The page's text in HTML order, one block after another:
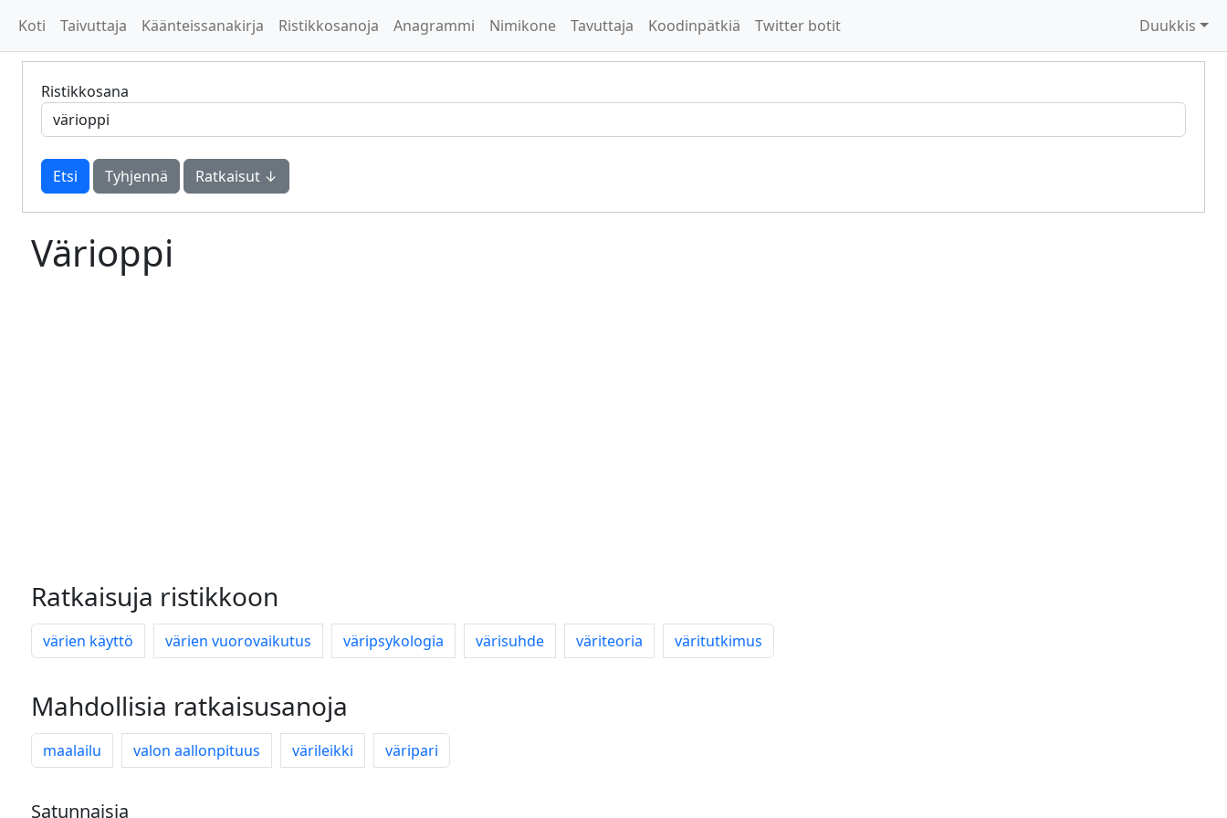
Koti Taivuttaja Käänteissanakirja Ristikkosanoja Anagrammi Nimikone Tavuttaja Koodinpätkiä Twitter botit Duukkis
Ristikkosana
Tyhjennä Ratkaisut ↓
Värioppi
Ratkaisuja ristikkoon
värien käyttö värien vuorovaikutus väripsykologia värisuhde väriteoria väritutkimus
Mahdollisia ratkaisusanoja
maalailu valon aallonpituus värileikki väripari
Satunnaisia